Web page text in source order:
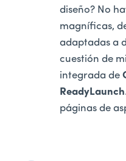
diseño? No
magníficas,
adaptadas a
cuestión de
integrada de
ReadyLaunch
páginas de